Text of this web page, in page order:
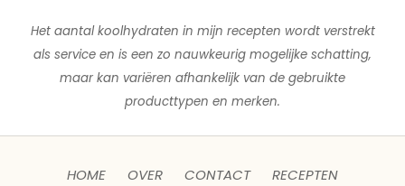
Het aantal koolhydraten in mijn recepten wordt verstrekt
als service en is een zo nauwkeurig mogelijke schatting,
maar kan variëren afhankelijk van de gebruikte
producttypen en merken.
HOME OVER CONTACT RECEPTEN